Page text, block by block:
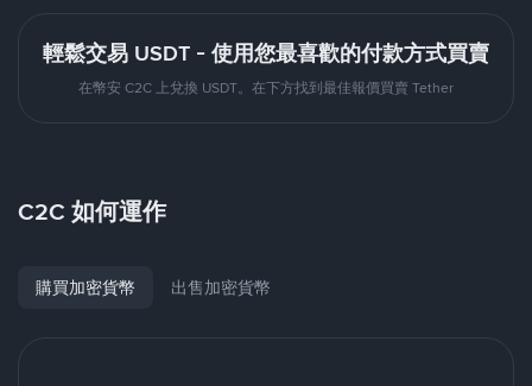
輕鬆交易 USDT - 使用您最喜歡的付款方式買賣
在幣安 C2C 上兌換 USDT。在下方找到最佳報價買賣 Tether
C2C 如何運作
購買加密貨幣 出售加密貨幣